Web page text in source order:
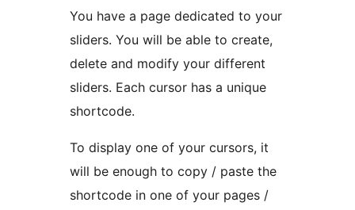
You have a page dedicated to your
sliders. You will be able to create,
delete and modify your different
sliders. Each cursor has a unique
shortcode.
To display one of your cursors, it
will be enough to copy / paste the
shortcode in one of your pages /